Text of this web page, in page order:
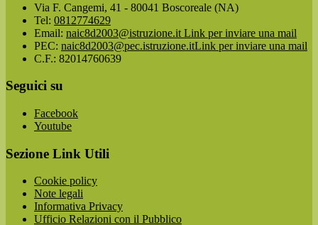
Via F. Cangemi, 41 - 80041 Boscoreale (NA)
Tel: 0812774629
Email: naic8d2003@istruzione.it Link per inviare una mail
PEC: naic8d2003@pec.istruzione.itLink per inviare una mail
C.F.: 82014760639
Seguici su
Facebook
Youtube
Sezione Link Utili
Cookie policy
Note legali
Informativa Privacy
Ufficio Relazioni con il Pubblico